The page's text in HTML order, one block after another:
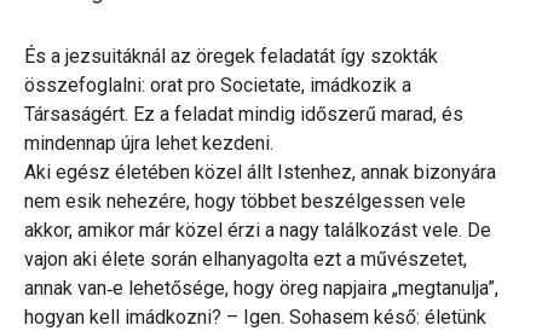
És a jezsuitáknál az öregek feladatát így szokták
összefoglalni: orat pro Societate, imádkozik a
Társaságért. Ez a feladat mindig időszerű marad, és
mindennap újra lehet kezdeni.
Aki egész életében közel állt Istenhez, annak bizonyára
nem esik nehezére, hogy többet beszélgessen vele
akkor, amikor már közel érzi a nagy találkozást vele. De
vajon aki élete során elhanyagolta ezt a művészetet,
annak van‑e lehetősége, hogy öreg napjaira „megtanulja”,
hogyan kell imádkozni? – Igen. Sohasem késő: életünk